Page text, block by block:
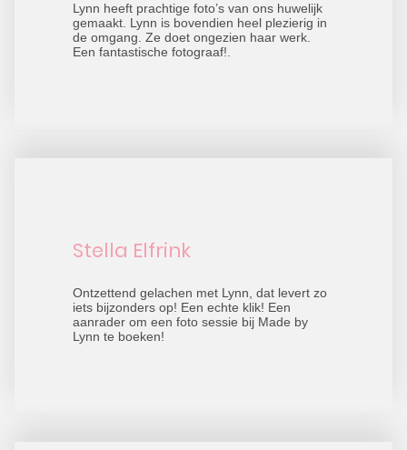
Lynn heeft prachtige foto’s van ons huwelijk
gemaakt. Lynn is bovendien heel plezierig in
de omgang. Ze doet ongezien haar werk.
Een fantastische fotograaf!.
Stella Elfrink
Ontzettend gelachen met Lynn, dat levert zo
iets bijzonders op! Een echte klik! Een
aanrader om een foto sessie bij Made by
Lynn te boeken!